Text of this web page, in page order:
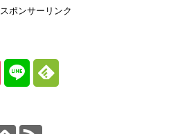
スポンサーリンク